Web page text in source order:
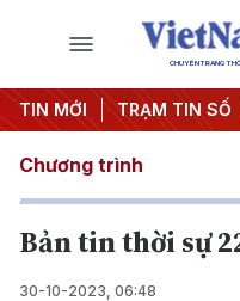
CHUYÊN TRANG
TIN MỚI TRẠM TIN SỐ
#Chiến dịch 500 ngày đêm
Chương trình
Bản tin thời sự
30-10-2023, 06:48